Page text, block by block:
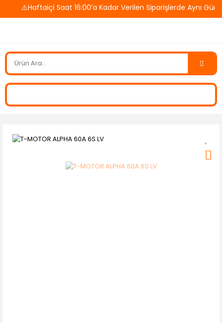
⚠️Haftaiçi Saat 16:00’a Kadar Verilen Siparişlerde Aynı Gün